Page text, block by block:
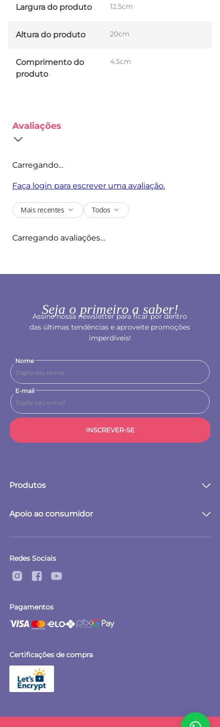
Largura do produto 12.5cm
Altura do produto 20cm
Comprimento do
produto
4.5cm
Avaliações
Carregando…
Faça login para escrever uma avaliação.
Mais recentes Todos
Carregando avaliações…
Seja o primeiro a saber!
Assine nossa newsletter para ficar por dentro
das últimas tendências e aproveite promoções
imperdíveis!
Nome
E-mail
INSCREVER-SE
Produtos
Descanso
Alimentação
Apoio ao consumidor
Suporte e Reparo
Políticas
Comunidade Mais Segura
Redes Sociais
Pagamentos
Certificações de compra